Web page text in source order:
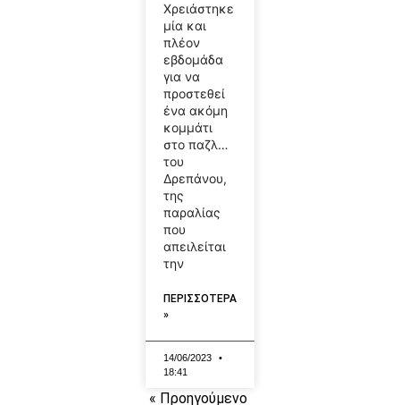
Χρειάστηκε
μία και
πλέον
εβδομάδα
για να
προστεθεί
ένα ακόμη
κομμάτι
στο παζλ…
του
Δρεπάνου,
της
παραλίας
που
απειλείται
την
ΠΕΡΙΣΣΟΤΕΡΑ
»
14/06/2023
18:41
« Προηγούμενο